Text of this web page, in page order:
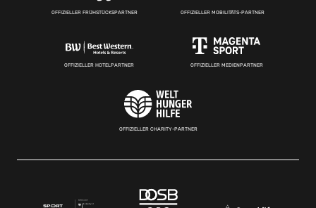
OFFIZIELLER FRÜHSTÜCKSPARTNER OFFIZIELLER MOBILITÄTS-PARTNER
OFFIZIELLER HOTELPARTNER OFFIZIELLER MEDIENPARTNER
OFFIZIELLER CHARITY-PARTNER